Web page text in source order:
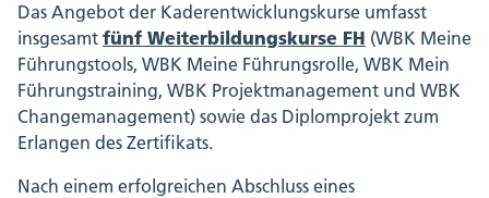
Das Angebot der Kaderentwicklungskurse umfasst
insgesamt fünf Weiterbildungskurse FH (WBK Meine
Führungstools, WBK Meine Führungsrolle, WBK Mein
Führungstraining, WBK Projektmanagement und WBK
Changemanagement) sowie das Diplomprojekt zum
Erlangen des Zertifikats.
Nach einem erfolgreichen Abschluss eines